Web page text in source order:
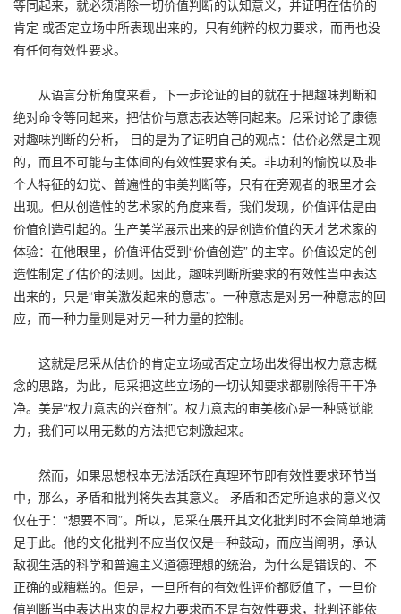
等同起来，就必须消除一切价值判断的认知意义，并证明在估价的
肯定 或否定立场中所表现出来的，只有纯粹的权力要求，而再也没
有任何有效性要求。
从语言分析角度来看，下一步论证的目的就在于把趣味判断和
绝对命令等同起来，把估价与意志表达等同起来。尼采讨论了康德
对趣味判断的分析， 目的是为了证明自己的观点：估价必然是主观
的，而且不可能与主体间的有效性要求有关。非功利的愉悦以及非
个人特征的幻觉、普遍性的审美判断等，只有在旁观者的眼里才会
出现。但从创造性的艺术家的角度来看，我们发现，价值评估是由
价值创造引起的。生产美学展示出来的是创造价值的天才艺术家的
体验：在他眼里，价值评估受到“价值创造” 的主宰。价值设定的创
造性制定了估价的法则。因此，趣味判断所要求的有效性当中表达
出来的，只是“审美激发起来的意志”。一种意志是对另一种意志的回
应，而一种力量则是对另一种力量的控制。
这就是尼采从估价的肯定立场或否定立场出发得出权力意志概
念的思路，为此，尼采把这些立场的一切认知要求都剔除得干干净
净。美是“权力意志的兴奋剂”。权力意志的审美核心是一种感觉能
力，我们可以用无数的方法把它刺激起来。
然而，如果思想根本无法活跃在真理环节即有效性要求环节当
中，那么，矛盾和批判将失去其意义。 矛盾和否定所追求的意义仅
仅在于：“想要不同”。所以，尼采在展开其文化批判时不会简单地满
足于此。他的文化批判不应当仅仅是一种鼓动，而应当阐明，承认
敌视生活的科学和普遍主义道德理想的统治，为什么是错误的、不
正确的或糟糕的。但是，一旦所有的有效性评价都贬值了，一旦价
值判断当中表达出来的是权力要求而不是有效性要求，批判还能依